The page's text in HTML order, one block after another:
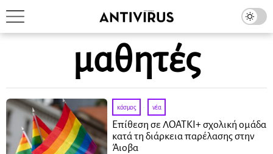
μαθητές
κόσμος · νέα
Επίθεση σε ΛΟΑΤΚΙ+ σχολική ομάδα
κατά τη διάρκεια παρέλασης στην
Άιοβα